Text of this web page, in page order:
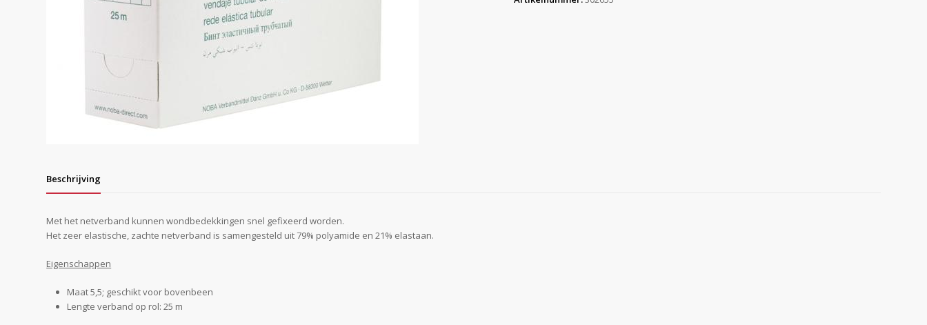
Beschrijving
Met het netverband kunnen wondbedekkingen snel gefixeerd worden.
Het zeer elastische, zachte netverband is samengesteld uit 79% polyamide en 21% elastaan.
Eigenschappen
Maat 5,5; geschikt voor bovenbeen
Lengte verband op rol: 25 m